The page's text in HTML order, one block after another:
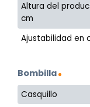
Altura del
cm
Ajustabilidad en
Bombilla
Casquillo